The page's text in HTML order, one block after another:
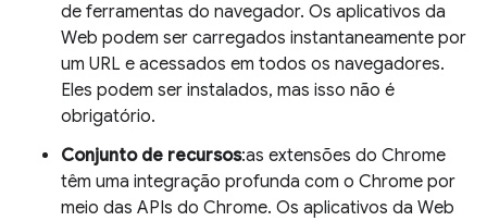
de ferramentas do navegador. Os aplicativos da
Web podem ser carregados instantaneamente por
um URL e acessados em todos os navegadores.
Eles podem ser instalados, mas isso não é
obrigatório.
Conjunto de recursos:as extensões do Chrome
têm uma integração profunda com o Chrome por
meio das APIs do Chrome. Os aplicativos da Web